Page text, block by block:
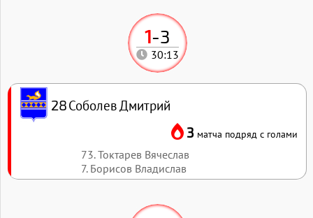
1-3
30:13
28Соболев Дмитрий
3 матча подряд с голами
73. Токтарев Вячеслав
7. Борисов Владислав